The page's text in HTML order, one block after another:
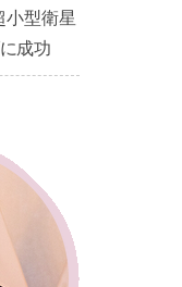
小型衛星
成功